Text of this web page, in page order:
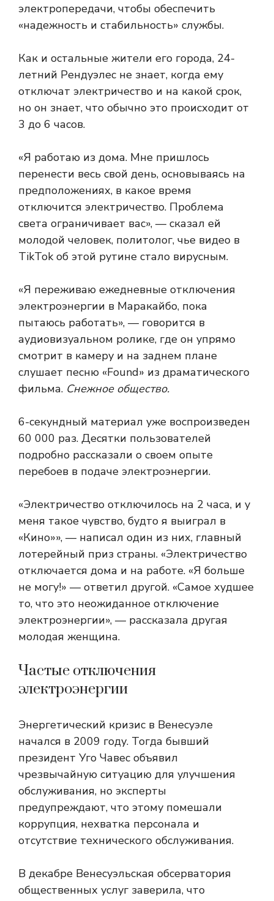
электропередачи, чтобы обеспечить
«надежность и стабильность» службы.
Как и остальные жители его города, 24-
летний Рендуэлес не знает, когда ему
отключат электричество и на какой срок,
но он знает, что обычно это происходит от
3 до 6 часов.
«Я работаю из дома. Мне пришлось
перенести весь свой день, основываясь на
предположениях, в какое время
отключится электричество. Проблема
света ограничивает вас», — сказал ей
молодой человек, политолог, чье видео в
TikTok об этой рутине стало вирусным.
«Я переживаю ежедневные отключения
электроэнергии в Маракайбо, пока
пытаюсь работать», — говорится в
аудиовизуальном ролике, где он упрямо
смотрит в камеру и на заднем плане
слушает песню «Found» из драматического
фильма. Снежное общество.
6-секундный материал уже воспроизведен
60 000 раз. Десятки пользователей
подробно рассказали о своем опыте
перебоев в подаче электроэнергии.
«Электричество отключилось на 2 часа, и у
меня такое чувство, будто я выиграл в
«Кино»», — написал один из них, главный
лотерейный приз страны. «Электричество
отключается дома и на работе. «Я больше
не могу!» — ответил другой. «Самое худшее
то, что это неожиданное отключение
электроэнергии», — рассказала другая
молодая женщина.
Частые отключения
электроэнергии
Энергетический кризис в Венесуэле
начался в 2009 году. Тогда бывший
президент Уго Чавес объявил
чрезвычайную ситуацию для улучшения
обслуживания, но эксперты
предупреждают, что этому помешали
коррупция, нехватка персонала и
отсутствие технического обслуживания.
В декабре Венесуэльская обсерватория
общественных услуг заверила, что